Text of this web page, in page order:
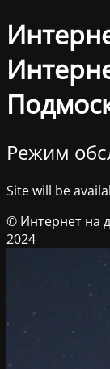
Режим
Site will be
© Интернет на
2024